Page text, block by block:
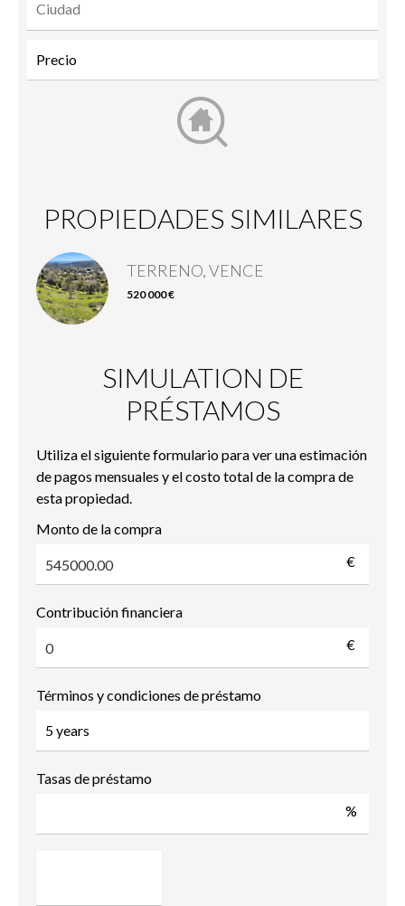
PROPIEDADES SIMILARES
TERRENO, VENCE
520 000 €
SIMULATION DE
PRÉSTAMOS
Utiliza el siguiente formulario para ver una estimación
de pagos mensuales y el costo total de la compra de
esta propiedad.
Monto de la compra
€
Contribución financiera
€
Términos y condiciones de préstamo
Tasas de préstamo
%